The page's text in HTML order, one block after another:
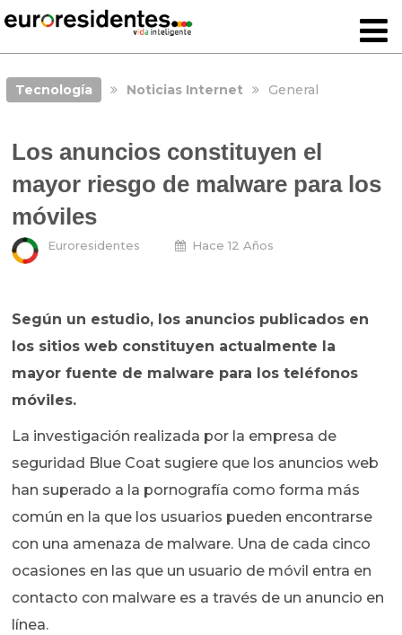
Tecnología Noticias Internet General
Los anuncios constituyen el
mayor riesgo de malware para los
móviles
Euroresidentes Hace 12 Años
Según un estudio, los anuncios publicados en
los sitios web constituyen actualmente la
mayorfuente de malware para los teléfonos
móviles.
La investigación realizada por la empresa de
seguridad Blue Coat sugiere que los anuncios web
han superado a la pornografía como forma más
común en la que los usuarios pueden encontrarse
con una amenaza de malware. Una de cada cinco
ocasiones en las que un usuario de móvil entra en
contacto con malware es a través de un anuncio en
línea.